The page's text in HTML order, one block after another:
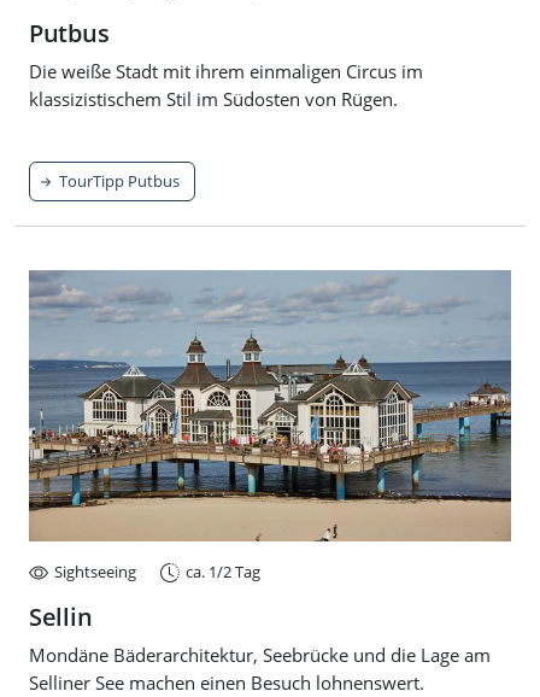
Putbus
Die weiße Stadt mit ihrem einmaligen Circus im
klassizistischem Stil im Südosten von Rügen.
TourTipp Putbus
Sightseeing ca. 1/2 Tag
Sellin
Mondäne Bäderarchitektur, Seebrücke und die Lage am
Selliner See machen einen Besuch lohnenswert.